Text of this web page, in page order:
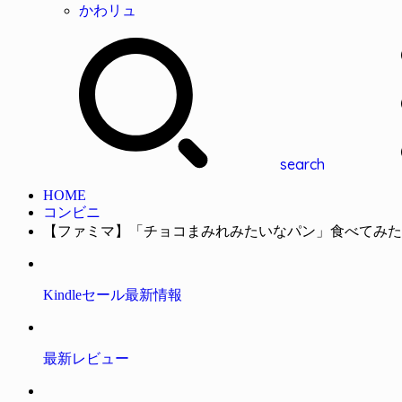
かわリュ
search
HOME
コンビニ
【ファミマ】「チョコまみれみたいなパン」食べてみた
Kindleセール最新情報
最新レビュー